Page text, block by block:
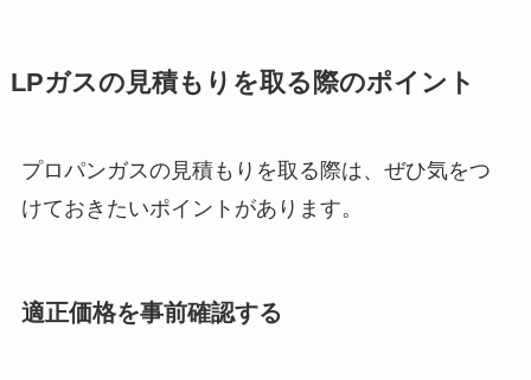
LPガスの見積もりを取る際のポイント
プロパンガスの見積もりを取る際は、ぜひ気をつ
けておきたいポイントがあります。
適正価格を事前確認する